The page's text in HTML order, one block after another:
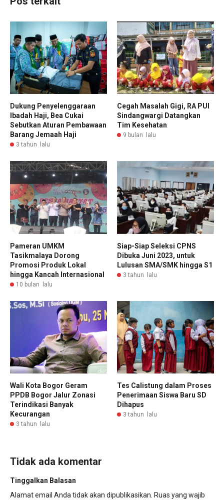
Dukung Penyelenggaraan
Ibadah Haji, Bea Cukai
Sebutkan Aturan Pembawaan
Barang Jemaah Haji
3 tahun lalu
Cegah Masalah Gigi, RA PUI
Sindangwargi Datangkan
Tim Kesehatan
9 bulan lalu
Pameran UMKM
Tasikmalaya Dorong
Promosi Produk Lokal
hingga Kancah Internasional
10 bulan lalu
Siap-Siap Seleksi CPNS
Dibuka Juni 2023, untuk
Lulusan SMA/SMK hingga S1
3 tahun lalu
Wali Kota Bogor Geram
PPDB Bogor Jalur Zonasi
Terindikasi Banyak
Kecurangan
3 tahun lalu
Tes Calistung dalam Proses
Penerimaan Siswa Baru SD
Dihapus
3 tahun lalu
Tidak ada komentar
Tinggalkan Balasan
Alamat email Anda tidak akan dipublikasikan. Ruas yang wajib